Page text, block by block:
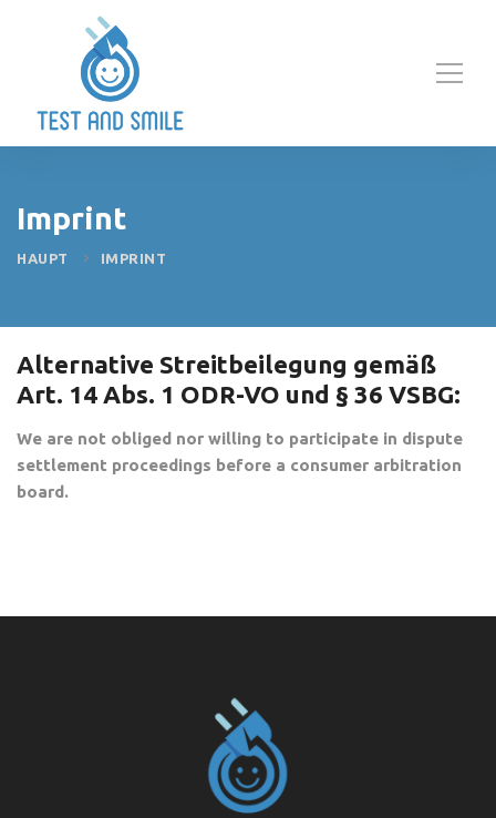
Imprint
HAUPT IMPRINT
Alternative Streitbeilegung gemäß
Art. 14 Abs. 1 ODR-VO und § 36 VSBG:
We are not obliged nor willing to participate in dispute
settlement proceedings before a consumer arbitration
board.